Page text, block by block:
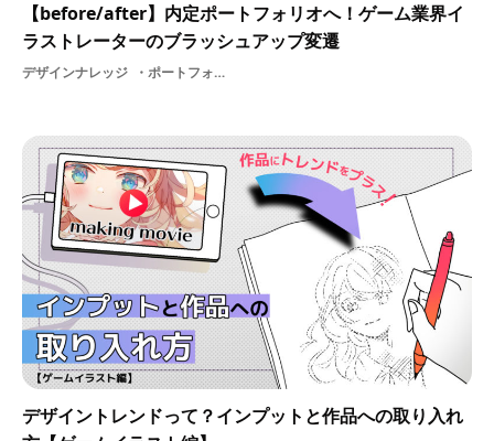
【before/after】内定ポートフォリオへ！ゲーム業界イ
ラストレーターのブラッシュアップ変遷
デザインナレッジ ポートフォリオゲーム業界2Dイラストレーター
デザイントレンドって？インプットと作品への取り入れ